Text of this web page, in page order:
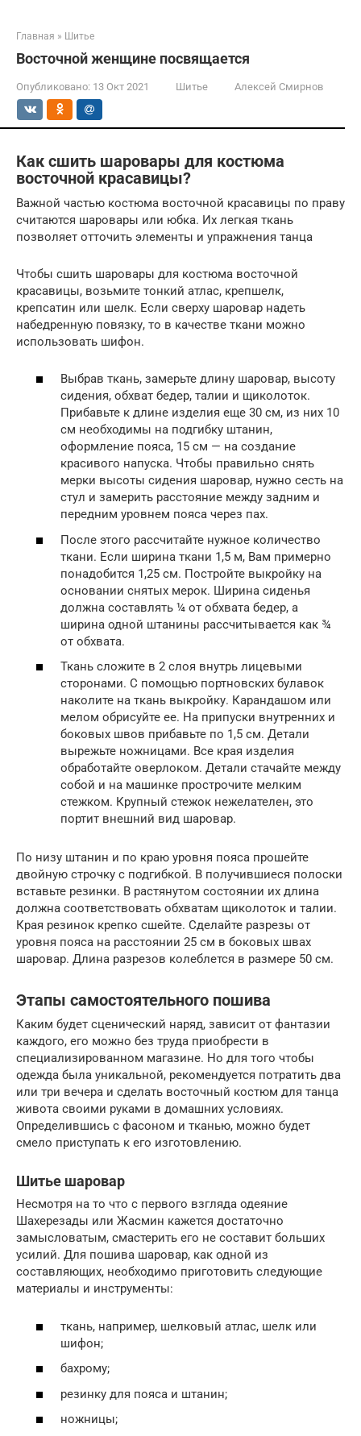
Главная » Шитье
Восточной женщине посвящается
Опубликовано: 13 Окт 2021 Шитье Алексей Смирнов
Как сшить шаровары для костюма
восточной красавицы?
Важной частью костюма восточной красавицы по праву
считаются шаровары или юбка. Их легкая ткань
позволяет отточить элементы и упражнения танца
Чтобы сшить шаровары для костюма восточной
красавицы, возьмите тонкий атлас, крепшелк,
крепсатин или шелк. Если сверху шаровар надеть
набедренную повязку, то в качестве ткани можно
использовать шифон.
Выбрав ткань, замерьте длину шаровар, высоту
сидения, обхват бедер, талии и щиколоток.
Прибавьте к длине изделия еще 30 см, из них 10
см необходимы на подгибку штанин,
оформление пояса, 15 см — на создание
красивого напуска. Чтобы правильно снять
мерки высоты сидения шаровар, нужно сесть на
стул и замерить расстояние между задним и
передним уровнем пояса через пах.
После этого рассчитайте нужное количество
ткани. Если ширина ткани 1,5 м, Вам примерно
понадобится 1,25 см. Постройте выкройку на
основании снятых мерок. Ширина сиденья
должна составлять ¼ от обхвата бедер, а
ширина одной штанины рассчитывается как ¾
от обхвата.
Ткань сложите в 2 слоя внутрь лицевыми
сторонами. С помощью портновских булавок
наколите на ткань выкройку. Карандашом или
мелом обрисуйте ее. На припуски внутренних и
боковых швов прибавьте по 1,5 см. Детали
вырежьте ножницами. Все края изделия
обработайте оверлоком. Детали стачайте между
собой и на машинке прострочите мелким
стежком. Крупный стежок нежелателен, это
портит внешний вид шаровар.
По низу штанин и по краю уровня пояса прошейте
двойную строчку с подгибкой. В получившиеся полоски
вставьте резинки. В растянутом состоянии их длина
должна соответствовать обхватам щиколоток и талии.
Края резинок крепко сшейте. Сделайте разрезы от
уровня пояса на расстоянии 25 см в боковых швах
шаровар. Длина разрезов колеблется в размере 50 см.
Этапы самостоятельного пошива
Каким будет сценический наряд, зависит от фантазии
каждого, его можно без труда приобрести в
специализированном магазине. Но для того чтобы
одежда была уникальной, рекомендуется потратить два
или три вечера и сделать восточный костюм для танца
живота своими руками в домашних условиях.
Определившись с фасоном и тканью, можно будет
смело приступать к его изготовлению.
Шитье шаровар
Несмотря на то что с первого взгляда одеяние
Шахерезады или Жасмин кажется достаточно
замысловатым, смастерить его не составит больших
усилий. Для пошива шаровар, как одной из
составляющих, необходимо приготовить следующие
материалы и инструменты:
ткань, например, шелковый атлас, шелк или
шифон;
бахрому;
резинку для пояса и штанин;
ножницы;